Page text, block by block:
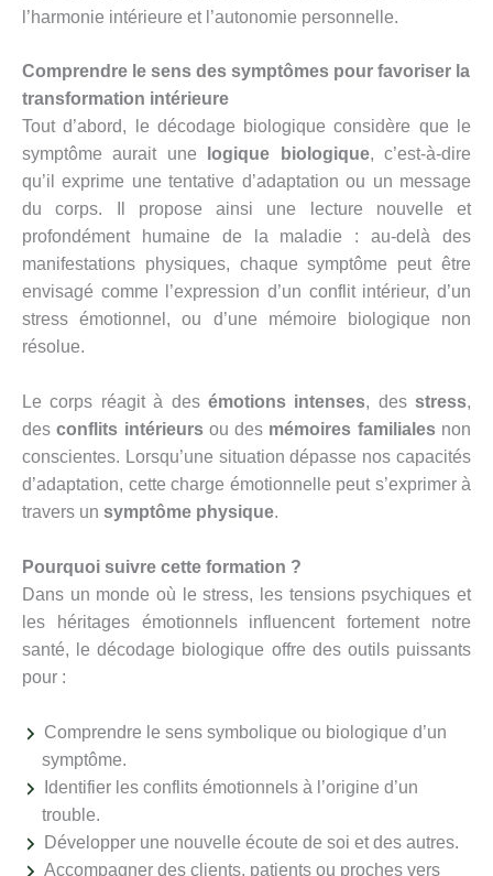
l’harmonie intérieure et l’autonomie personnelle.
Comprendre le sens des symptômes pour favoriser la
transformation intérieure
Tout d’abord, le décodage biologique considère que le
symptôme aurait une
logique biologique, c’est-à-dire
qu’il exprime une tentative d’adaptation ou un message
du corps. Il propose ainsi une lecture nouvelle et
profondément humaine de la maladie : au-delà des
manifestations physiques, chaque symptôme peut être
envisagé comme l’expression d’un conflit intérieur, d’un
stress émotionnel, ou d’une mémoire biologique non
résolue.
Le corps réagit à des émotions intenses, des stress,
desconflits intérieursou des mémoires familialesnon
conscientes. Lorsqu’une situation dépasse nos capacités
d’adaptation, cette charge émotionnelle peut s’exprimer à
travers un symptôme physique.
Pourquoi suivre cette formation ?
Dans un monde où le stress, les tensions psychiques et
les héritages émotionnels influencent fortement notre
santé, le décodage biologique offre des outils puissants
pour :
Comprendre le sens symbolique ou biologique d’un
symptôme.
Identifier les conflits émotionnels à l’origine d’un
trouble.
Développer une nouvelle écoute de soi et des autres.
Accompagner des clients, patients ou proches vers